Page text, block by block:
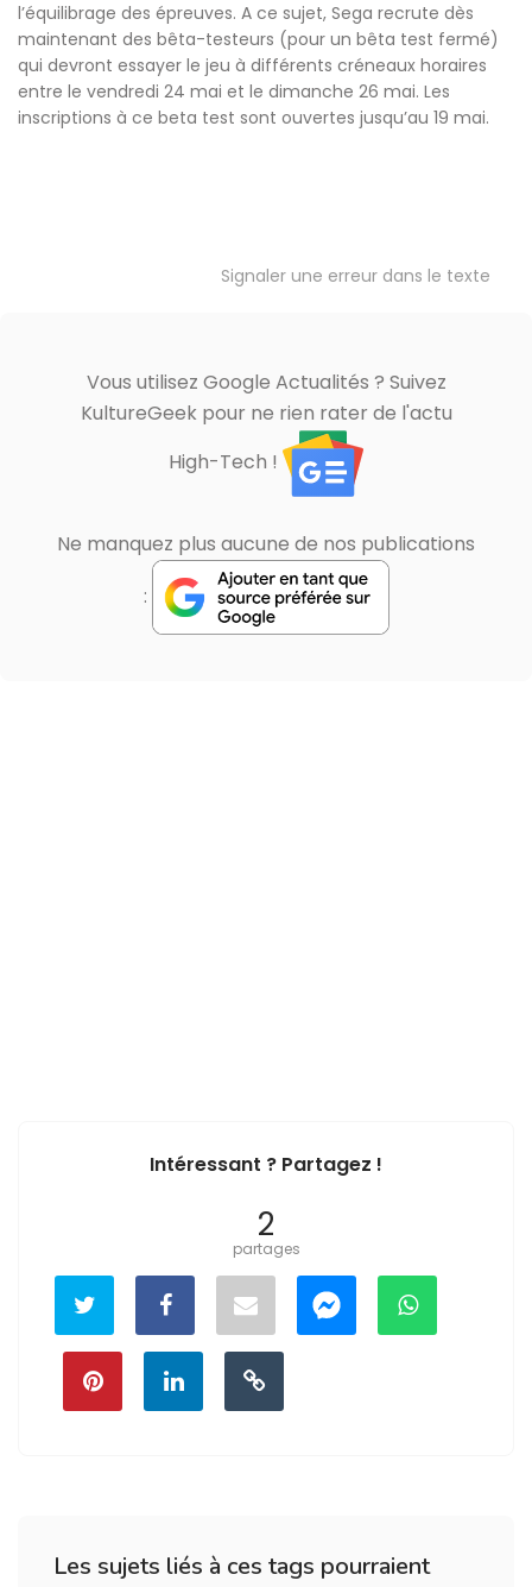
l’équilibrage des épreuves. A ce sujet, Sega recrute dès
maintenant des bêta-testeurs (pour un bêta test fermé)
qui devront essayer le jeu à différents créneaux horaires
entre le vendredi 24 mai et le dimanche 26 mai. Les
inscriptions à ce beta test sont ouvertes jusqu’au 19 mai.
Signaler une erreur dans le texte
Vous utilisez Google Actualités ? Suivez
KultureGeek pour ne rien rater de l'actu
High-Tech !
Ne manquez plus aucune de nos publications
:
Intéressant ? Partagez !
2
partages
Les sujets liés à ces tags pourraient